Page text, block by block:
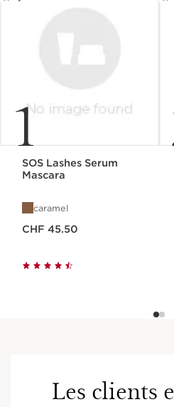
1
SOS Lashes Serum
Mascara
caramel
CHF 45.50
Les clients